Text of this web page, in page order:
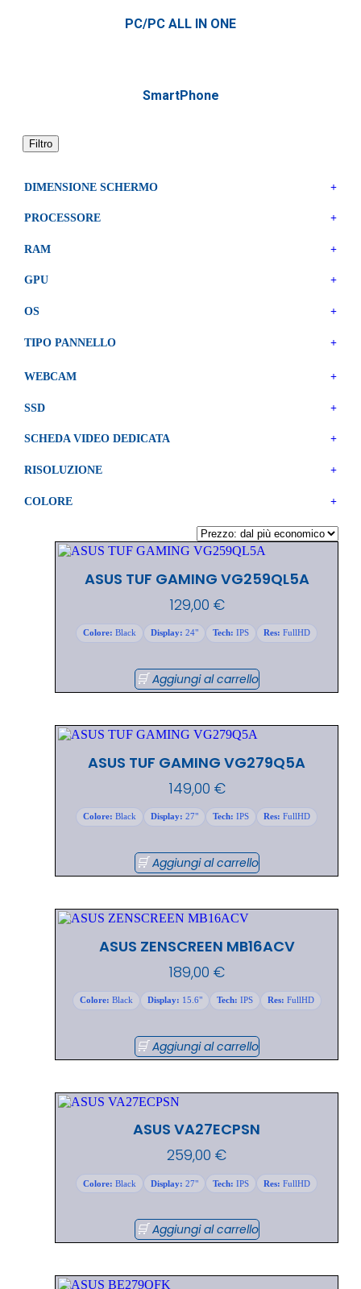
PC/PC ALL IN ONE
SmartPhone
Filtro
DIMENSIONE SCHERMO +
PROCESSORE +
RAM +
GPU +
OS +
TIPO PANNELLO +
WEBCAM +
SSD +
SCHEDA VIDEO DEDICATA +
RISOLUZIONE +
COLORE +
ASUS TUF GAMING VG259QL5A
129,00 €
Colore: Black Display: 24" Tech: IPS Res: FullHD
Aggiungi al carrello
ASUS TUF GAMING VG279Q5A
149,00 €
Colore: Black Display: 27" Tech: IPS Res: FullHD
Aggiungi al carrello
ASUS ZENSCREEN MB16ACV
189,00 €
Colore: Black Display: 15.6" Tech: IPS Res: FullHD
Aggiungi al carrello
ASUS VA27ECPSN
259,00 €
Colore: Black Display: 27" Tech: IPS Res: FullHD
Aggiungi al carrello